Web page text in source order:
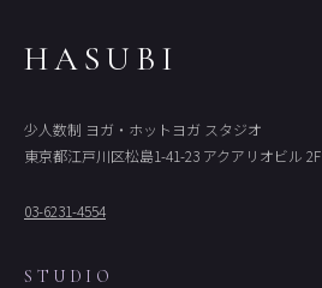
HASUBI
少人数制 ヨガ・ホットヨガ スタジオ
東京都江戸川区松島1-41-23 アクアリオビル 2F
03-6231-4554
STUDIO